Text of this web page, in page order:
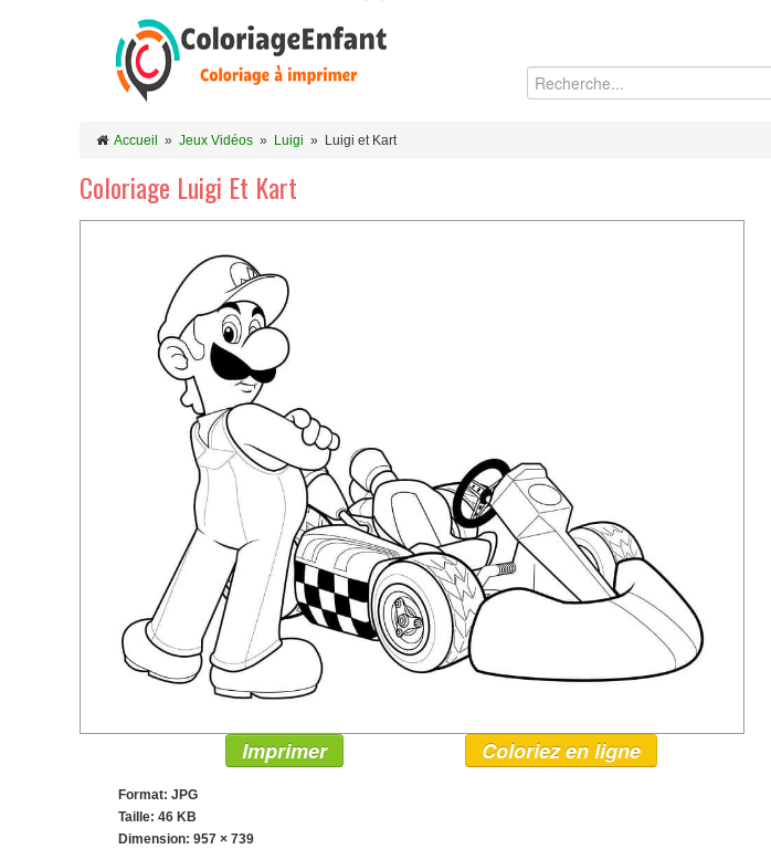
Accueil » Jeux Vidéos » Luigi » Luigi et Kart
Coloriage Luigi Et Kart
Imprimer Coloriez en ligne
Format: JPG
Taille: 46 KB
Dimension: 957 × 739